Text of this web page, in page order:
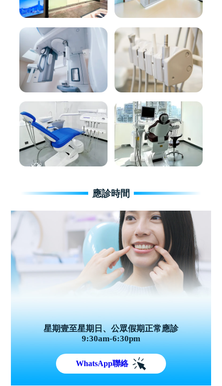
應診時間
星期壹至星期日、公眾假期正常應診
9:30am-6:30pm
WhatsApp聯絡